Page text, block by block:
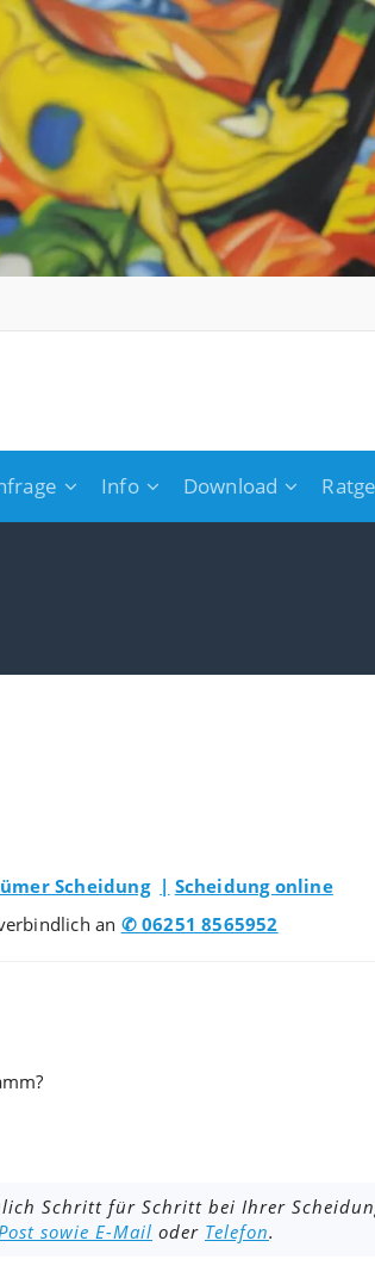
Info Download
Scheidung | Scheidung online
an ✆ 06251 8565952
Schritt für Schritt bei Ihrer
Post sowie E-Mail oder Telefon.